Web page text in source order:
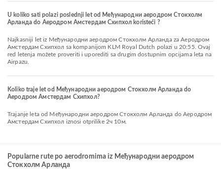
U koliko sati polazi poslednji let od Међународни аеродром Стокхолм
Арланда do Aеродром Амстердам Схипхол koristeći ?
Najkasniji let iz Међународни аеродром Стокхолм Арланда za Aеродром
Амстердам Схипхол sa kompanijom KLM Royal Dutch polazi u 20:55. Ovaj
red letenja možete proveriti i uporediti sa drugim dostupnim opcijama leta na
Airpazu.
Koliko traje let od Међународни аеродром Стокхолм Арланда do
Aеродром Амстердам Схипхол?
Trajanje leta od Међународни аеродром Стокхолм Арланда do Aеродром
Амстердам Схипхол iznosi otprilike 2ч 10м.
Popularne rute po aerodromima iz Међународни аеродром
Стокхолм Арланда